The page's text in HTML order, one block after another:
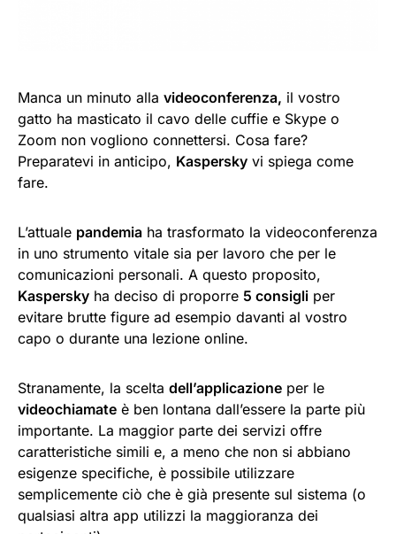
Manca un minuto alla videoconferenza, il vostro
gatto ha masticato il cavo delle cuffie e Skype o
Zoom non vogliono connettersi. Cosa fare?
Preparatevi in anticipo, Kaspersky vi spiega come
fare.
L’attuale pandemia ha trasformato la videoconferenza
in uno strumento vitale sia per lavoro che per le
comunicazioni personali. A questo proposito,
Kaspersky ha deciso di proporre 5 consigli per
evitare brutte figure ad esempio davanti al vostro
capo o durante una lezione online.
Stranamente, la scelta dell’applicazione per le
videochiamate è ben lontana dall’essere la parte più
importante. La maggior parte dei servizi offre
caratteristiche simili e, a meno che non si abbiano
esigenze specifiche, è possibile utilizzare
semplicemente ciò che è già presente sul sistema (o
qualsiasi altra app utilizzi la maggioranza dei